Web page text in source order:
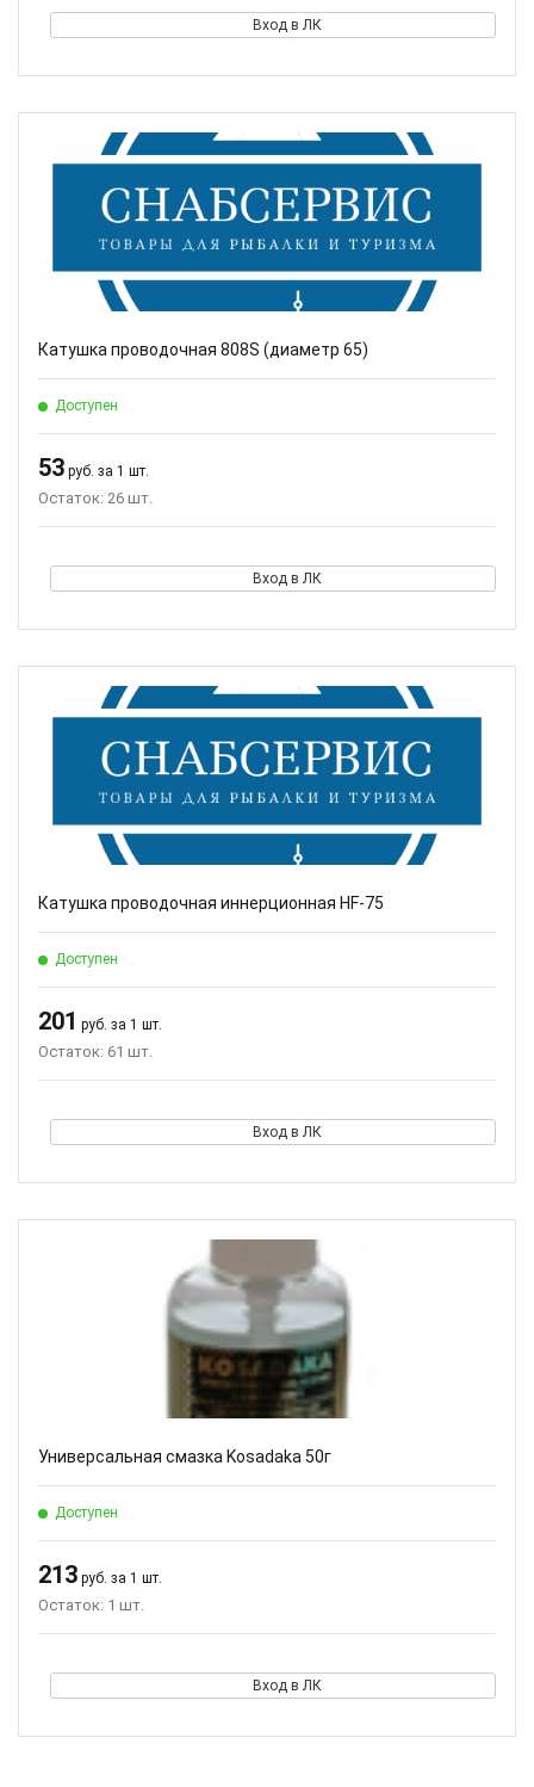
Вход в ЛК
Катушка проводочная 808S (диаметр 65)
Доступен
53 руб. за 1 шт.
Остаток: 26 шт.
Вход в ЛК
Катушка проводочная иннерционная HF-75
Доступен
201 руб. за 1 шт.
Остаток: 61 шт.
Вход в ЛК
Универсальная смазка Kosadaka 50г
Доступен
213 руб. за 1 шт.
Остаток: 1 шт.
Вход в ЛК